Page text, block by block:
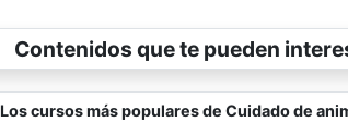
Contenidos que te pueden
Los cursos más populares de Cuidado de